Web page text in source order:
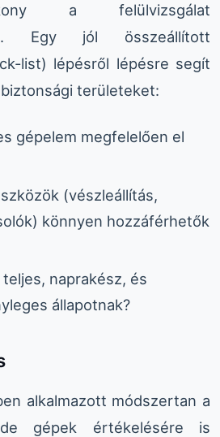
a felülvizsgálat
Egy jól összeállított
list) lépésről lépésre segít
területeket:
gépelem megfelelően el
(vészleállítás,
könnyen hozzáférhetők
naprakész, és
állapotnak?
alkalmazott módszertan a
de gépek értékelésére is